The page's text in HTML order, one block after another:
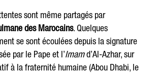
sont même partagés par
des Marocains. Quelques
se sont écoulées depuis la signature
par le Pape et l’Imamd’Al-Azhar, sur
à la fraternité humaine (Abou Dhabi, le